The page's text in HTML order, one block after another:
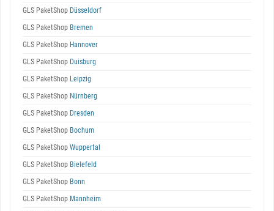
GLS PaketShop Düsseldorf
GLS PaketShop Bremen
GLS PaketShop Hannover
GLS PaketShop Duisburg
GLS PaketShop Leipzig
GLS PaketShop Nürnberg
GLS PaketShop Dresden
GLS PaketShop Bochum
GLS PaketShop Wuppertal
GLS PaketShop Bielefeld
GLS PaketShop Bonn
GLS PaketShop Mannheim